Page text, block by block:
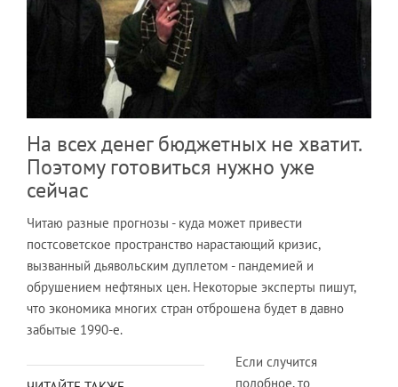
На всех денег бюджетных не хватит.
Поэтому готовиться нужно уже
сейчас
Читаю разные прогнозы - куда может привести
постсоветское пространство нарастающий кризис,
вызванный дьявольским дуплетом - пандемией и
обрушением нефтяных цен. Некоторые эксперты пишут,
что экономика многих стран отброшена будет в давно
забытые 1990-е.
Если случится
подобное, то